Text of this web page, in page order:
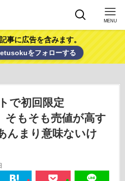
MENU
事に広告を含みます。
をフォローする
で初回限定
そもそも売値が高す
んまり意味ないけ